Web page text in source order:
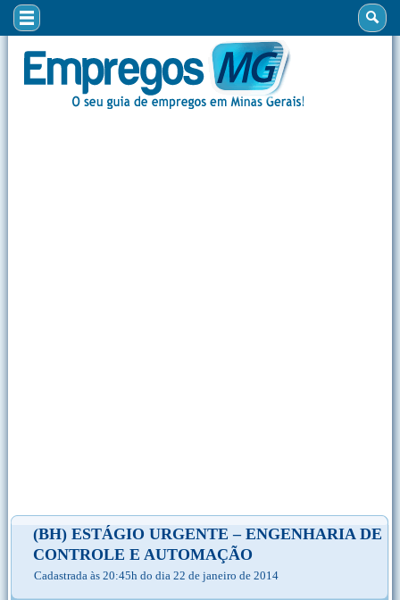
(BH) ESTÁGIO URGENTE – ENGENHARIA DE
CONTROLE E AUTOMAÇÃO
Cadastrada às 20:45h do dia 22 de janeiro de 2014